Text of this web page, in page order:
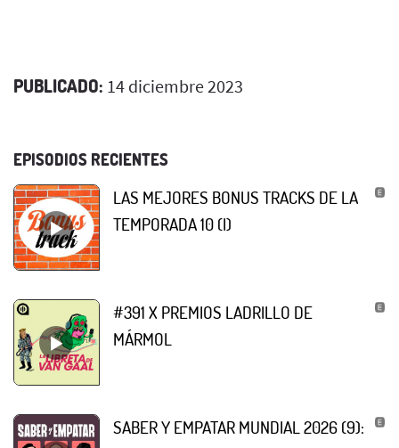
PUBLICADO: 14 diciembre 2023
EPISODIOS RECIENTES
LAS MEJORES BONUS TRACKS DE LA
TEMPORADA 10 (I)
#391 X PREMIOS LADRILLO DE
MÁRMOL
SABER Y EMPATAR MUNDIAL 2026 (9):